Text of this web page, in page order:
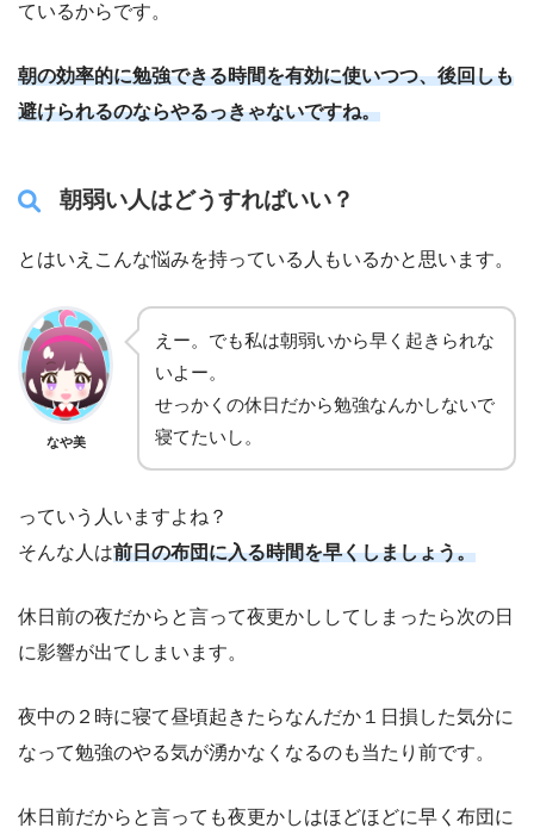
ているからです。
朝の効率的に勉強できる時間を有効に使いつつ、後回しも
避けられるのならやるっきゃないですね。
朝弱い人はどうすればいい？
とはいえこんな悩みを持っている人もいるかと思います。
なや美
えー。でも私は朝弱いから早く起きられな
いよー。
せっかくの休日だから勉強なんかしないで
寝てたいし。
っていう人いますよね？
そんな人は前日の布団に入る時間を早くしましょう。
休日前の夜だからと言って夜更かししてしまったら次の日
に影響が出てしまいます。
夜中の２時に寝て昼頃起きたらなんだか１日損した気分に
なって勉強のやる気が湧かなくなるのも当たり前です。
休日前だからと言っても夜更かしはほどほどに早く布団に